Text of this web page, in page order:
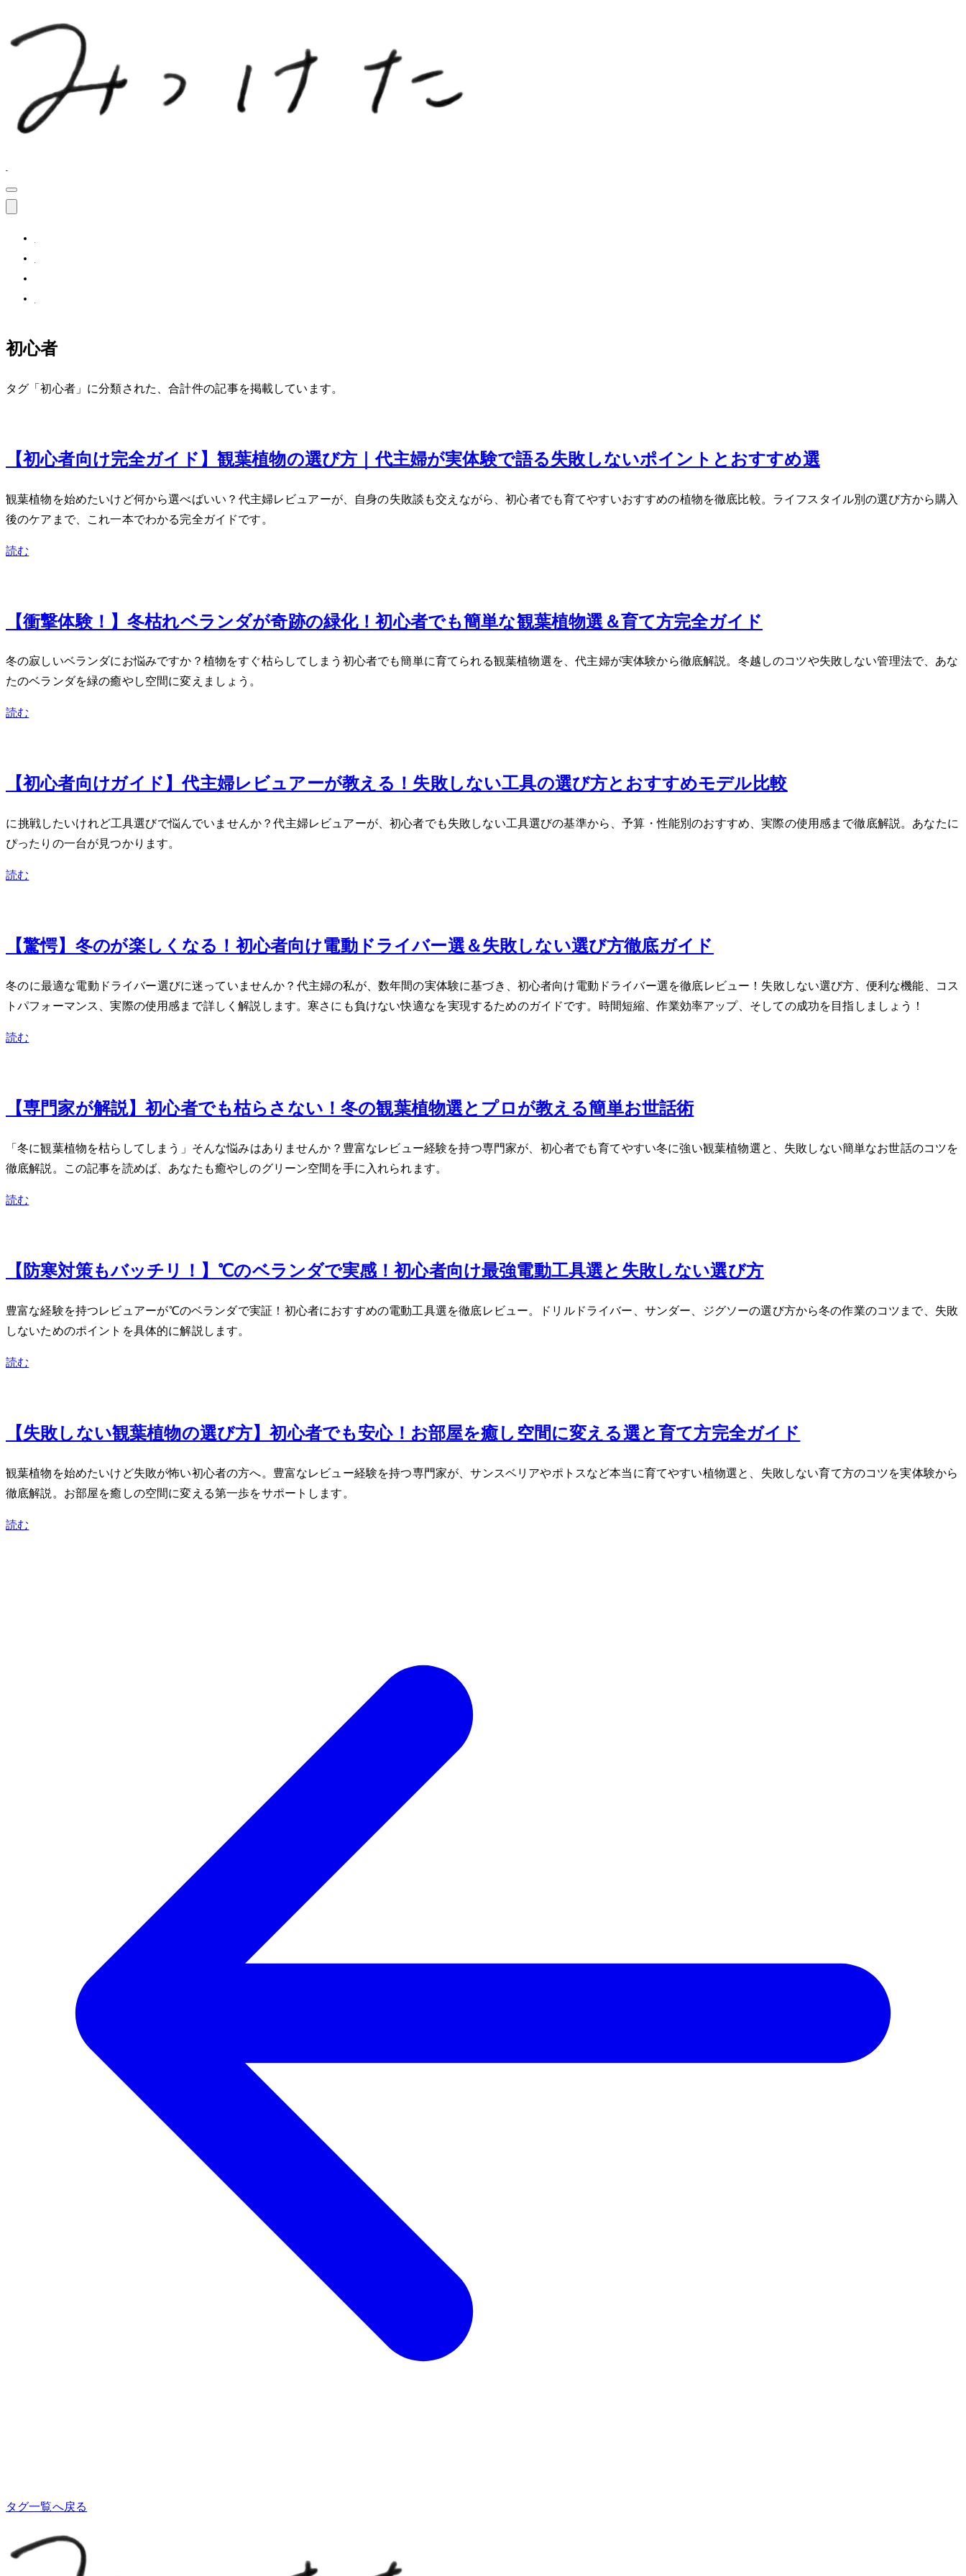
初心者
タグ「初心者」に分類された、合計 7 件の記事を掲載しています。
【初心者向け完全ガイド】観葉植物の選び方｜40代主婦が実体験で語る失敗しないポイントとおすすめ3選
観葉植物を始めたいけど何から選べばいい？40代主婦レビュアーが、自身の失敗談も交えながら、初心者でも育てやすいおすすめの植物を徹底比較。ライフスタイル別の選び方から購入
後のケアまで、これ一本でわかる完全ガイドです。
読む
【衝撃体験！】冬枯れベランダが奇跡の緑化！初心者でも簡単な観葉植物3選＆育て方完全ガイド
冬の寂しいベランダにお悩みですか？植物をすぐ枯らしてしまう初心者でも簡単に育てられる観葉植物3選を、40代主婦が実体験から徹底解説。冬越しのコツや失敗しない管理法で、あな
たのベランダを緑の癒やし空間に変えましょう。
読む
【初心者向けDIYガイド】40代主婦レビュアーが教える！失敗しない工具の選び方とおすすめモデル比較
DIYに挑戦したいけれど工具選びで悩んでいませんか？40代主婦レビュアーが、初心者でも失敗しない工具選びの基準から、予算・性能別のおすすめ、実際の使用感まで徹底解説。あなたに
ぴったりの一台が見つかります。
読む
【驚愕】冬のDIYが楽しくなる！初心者向け電動ドライバー5選＆失敗しない選び方徹底ガイド
冬のDIYに最適な電動ドライバー選びに迷っていませんか？40代主婦の私が、数年間の実体験に基づき、初心者向け電動ドライバー5選を徹底レビュー！失敗しない選び方、便利な機能、コス
トパフォーマンス、実際の使用感まで詳しく解説します。寒さにも負けない快適なDIYを実現するためのガイドです。時間短縮、作業効率アップ、そしてDIYの成功を目指しましょう！
読む
【専門家が解説】初心者でも枯らさない！冬の観葉植物5選とプロが教える簡単お世話術
「冬に観葉植物を枯らしてしまう…」そんな悩みはありませんか？豊富なレビュー経験を持つ専門家が、初心者でも育てやすい冬に強い観葉植物5選と、失敗しない簡単なお世話のコツを
徹底解説。この記事を読めば、あなたも癒やしのグリーン空間を手に入れられます。
読む
【防寒対策もバッチリ！】-3℃のベランダDIYで実感！初心者向け最強電動工具3選と失敗しない選び方
豊富な経験を持つレビュアーが-3℃のベランダDIYで実証！初心者におすすめの電動工具3選を徹底レビュー。ドリルドライバー、サンダー、ジグソーの選び方から冬の作業のコツまで、失敗
しないためのポイントを具体的に解説します。
読む
【失敗しない観葉植物の選び方】初心者でも安心！お部屋を癒し空間に変える5選と育て方完全ガイド
観葉植物を始めたいけど失敗が怖い初心者の方へ。豊富なレビュー経験を持つ専門家が、サンスベリアやポトスなど本当に育てやすい植物5選と、失敗しない育て方のコツを実体験から
徹底解説。お部屋を癒しの空間に変える第一歩をサポートします。
読む
タグ一覧へ戻る